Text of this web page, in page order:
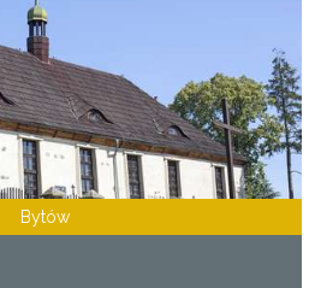
Bytów